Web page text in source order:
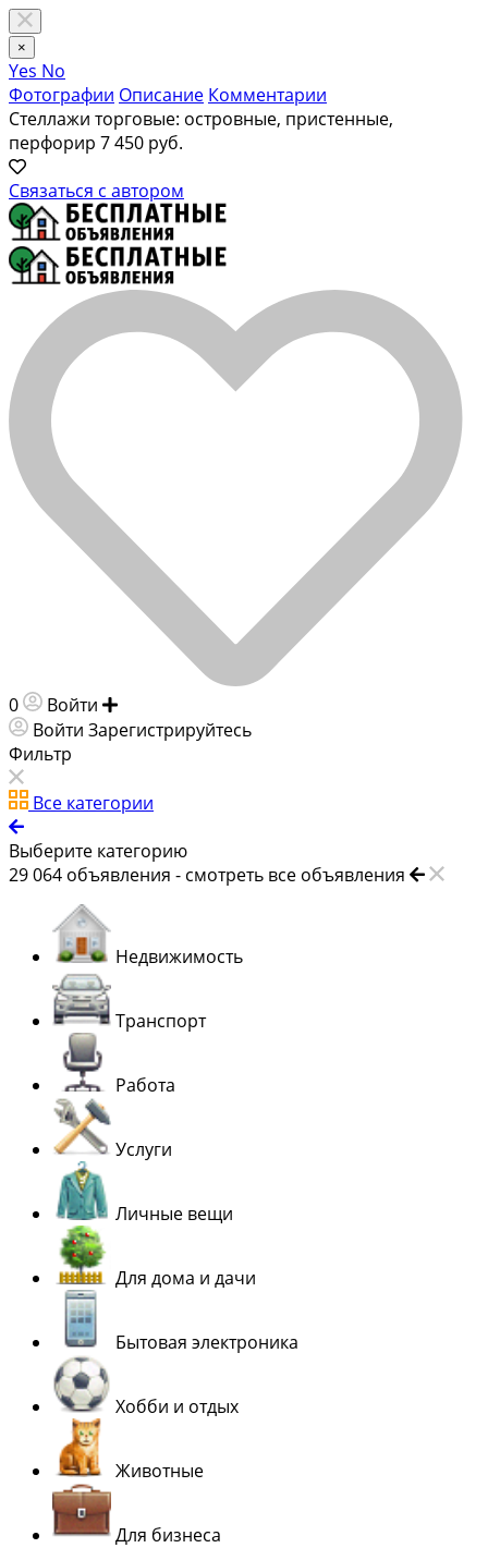
×
Yes No
Фотографии Описание Комментарии
Стеллажи торговые: островные, пристенные,
перфорир 7 450 руб.
Связаться с автором
0 Войти
Войти Зарегистрируйтесь
Фильтр
Все категории
Выберите категорию
29 064 объявления - смотреть все объявления
Недвижимость
Транспорт
Работа
Услуги
Личные вещи
Для дома и дачи
Бытовая электроника
Хобби и отдых
Животные
Для бизнеса